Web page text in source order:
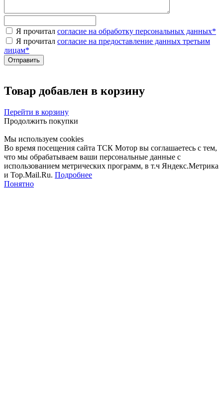
Я прочитал согласие на обработку персональных данных*
Я прочитал согласие на предоставление данных третьим
лицам*
Товар добавлен в корзину
Перейти в корзину
Продолжить покупки
Мы используем cookies
Во время посещения сайта ТСК Мотор вы соглашаетесь с тем,
что мы обрабатываем ваши персональные данные с
использованием метрических программ, в т.ч Яндекс.Метрика
и Top.Mail.Ru. Подробнее
Понятно